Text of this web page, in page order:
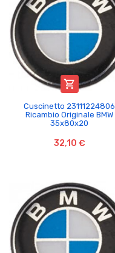

Cuscinetto 23111224806
Ricambio Originale BMW
35x80x20
32,10 €